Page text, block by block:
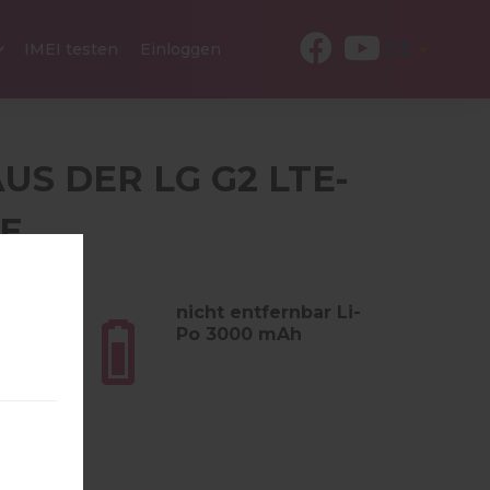
IMEI testen Einloggen
DER LG G2 LTE-
nicht entfernbar Li-
Po 3000 mAh